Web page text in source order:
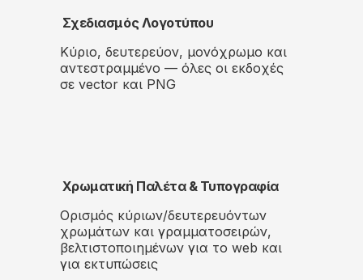
Σχεδιασμός Λογοτύπου
Κύριο, δευτερεύον, μονόχρωμο και
αντεστραμμένο — όλες οι εκδοχές
σε vector και PNG
Χρωματική Παλέτα & Τυπογραφία
Ορισμός κύριων/δευτερευόντων
χρωμάτων και γραμματοσειρών,
βελτιστοποιημένων για το web και
για εκτυπώσεις